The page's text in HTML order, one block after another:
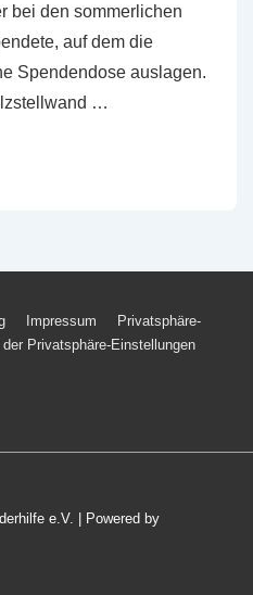
bei den sommerlichen
auf dem die
Spendendose auslagen.
…
Impressum
Privatsphäre-
der Privatsphäre-Einstellungen
e.V. | Powered by